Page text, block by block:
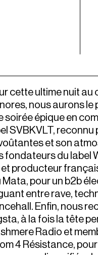
cette ultime nuit au
nous aurons le
soirée épique en
SVBKVLT,
et son
fondateurs du label
et producteur
Mata, pour un b2b
entre rave,
Enfin, nous
à la fois la tête
Radio et
4 Résistance,